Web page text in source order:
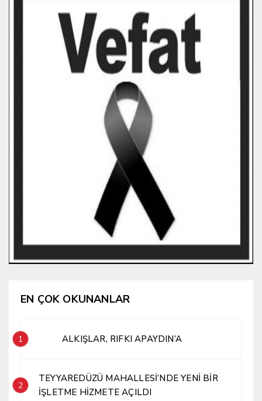
EN ÇOK OKUNANLAR
1 ALKIŞLAR, RIFKI APAYDIN’A
2
TEYYAREDÜZÜ MAHALLESİ’NDE YENİ BİR
İŞLETME HİZMETE AÇILDI